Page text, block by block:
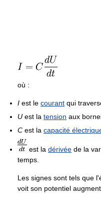
où :
I est le courant qui
U est la tension aux
C est la capacité
est la dérivée de la
temps.
Les signes sont tels que
voit son potentiel